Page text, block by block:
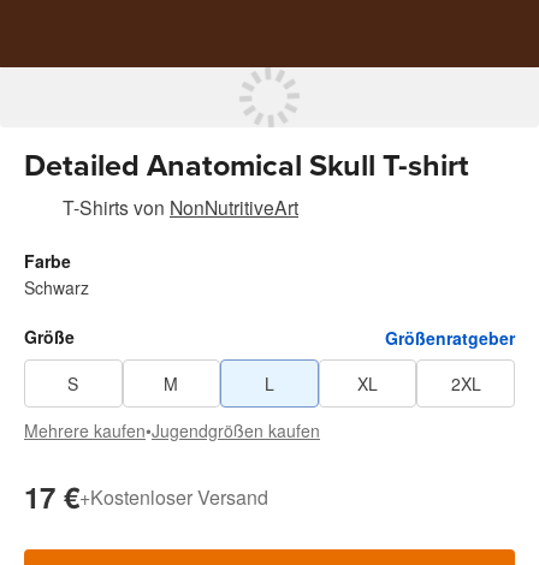
Detailed Anatomical Skull T-shirt
T-Shirtsvon NonNutritiveArt
Farbe
Schwarz
Größe
Größenratgeber
S
M L XL
2XL
Mehrere kaufen•Jugendgrößen kaufen
17 €+Kostenloser Versand